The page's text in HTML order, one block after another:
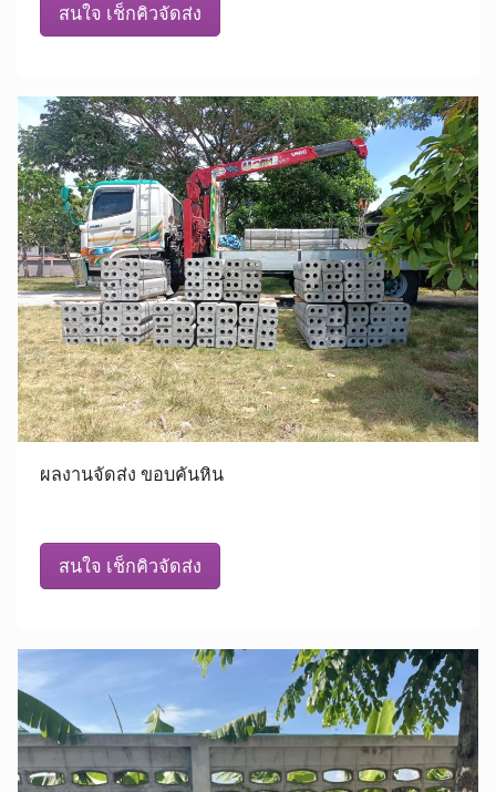
สนใจ เช็กคิวจัดส่ง
ผลงานจัดส่ง ขอบคันหิน
สนใจ เช็กคิวจัดส่ง